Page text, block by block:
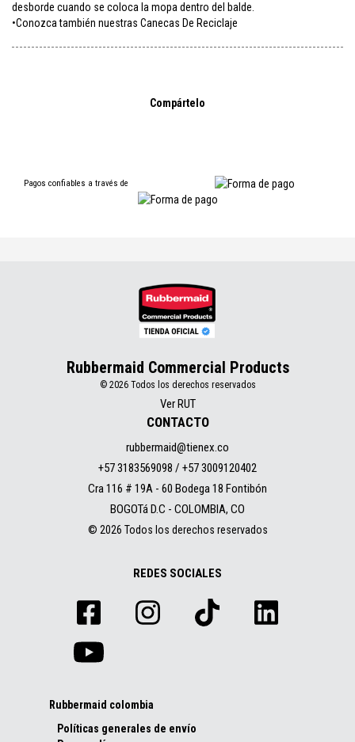
desborde cuando se coloca la mopa dentro del balde.
•Conozca también nuestras Canecas De Reciclaje
Compártelo
Pagos confiables a través de
Rubbermaid Commercial Products
© 2026 Todos los derechos reservados
Ver RUT
CONTACTO
rubbermaid@tienex.co
+57 3183569098 / +57 3009120402
Cra 116 # 19A - 60 Bodega 18 Fontibón
BOGOTá D.C - COLOMBIA, CO
© 2026 Todos los derechos reservados
REDES SOCIALES
Rubbermaid colombia
Políticas generales de envío